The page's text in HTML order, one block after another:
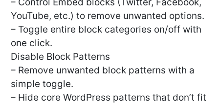
– Control Embed blocks (Twitter, Facebook,
YouTube, etc.) to remove unwanted options.
– Toggle entire block categories on/off with
one click.
Disable Block Patterns
– Remove unwanted block patterns with a
simple toggle.
– Hide core WordPress patterns that don’t fit